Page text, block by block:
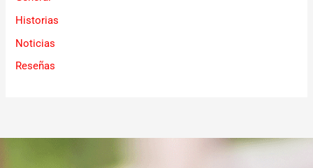
Historias
Noticias
Reseñas